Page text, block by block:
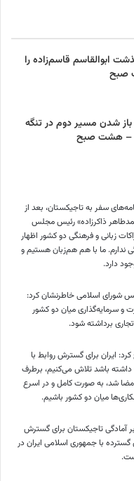
ابوالقاسم قاسم‌زاده را
صبح
شدن مسیر دوم در تنگه
– هشت صبح
سفر به تاجیکستان، بعد از
ذاکرزاده» رئیس مجلس
زبانی و فرهنگی دو کشور اظهار
ما با هم هم‌زبان هستیم و
دارد.
شورای اسلامی خاطرنشان کرد:
و سرمایه‌گذاری میان دو کشور
برداشته شود.
ایران برای گسترش روابط با
باشد تلاش می‌کنیم، برطرف
شد، به صورت کامل و در اسرع
میان دو کشور باشیم.
آمادگی تاجیکستان برای گسترش
با جمهوری اسلامی ایران در